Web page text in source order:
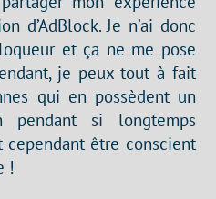
d’AdBlock. Je n’ai donc
et ça ne me pose
je peux tout à fait
qui en possèdent un
si longtemps
être conscient
!